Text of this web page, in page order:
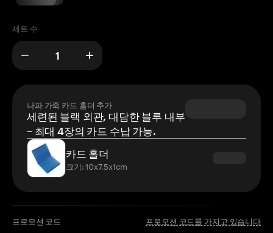
세트 수
나파 가죽 카드 홀더 추가
세련된 블랙 외관, 대담한 블루 내부
– 최대 4장의 카드 수납 가능.
카드 홀더
크기: 10x7.5x1cm
프로모션 코드 프로모션 코드를 가지고 있습니다